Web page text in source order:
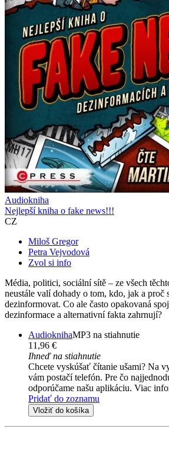
Audiokniha
Nejlepší kniha o fake news!!!
CZ
Miloš Gregor
Petra Vejvodová
Zvol si info
Média, politici, sociální sítě – ze všech
neustále valí dohady o tom, kdo, jak a proč
dezinformovat. Co ale často opakovaná
dezinformace a alternativní fakta zahrnují?
AudioknihaMP3 na stiahnutie
11,96 €
Ihneď na stiahnutie
Chcete vyskúšať čítanie ušami? Na
vám postačí telefón. Pre čo
odporúčame našu aplikáciu. Viac
Pridať do zoznamu
Vložiť do košíka